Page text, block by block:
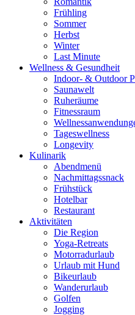
Frühling
Sommer
Herbst
Winter
Last Minute
Wellness & Gesundheit
Indoor- & Outdoor
Saunawelt
Ruheräume
Fitnessraum
Tageswellness
Longevity
Kulinarik
Abendmenü
Nachmittagssnack
Frühstück
Hotelbar
Restaurant
Aktivitäten
Die Region
Yoga-Retreats
Motorradurlaub
Urlaub mit Hund
Bikeurlaub
Wanderurlaub
Golfen
Jogging